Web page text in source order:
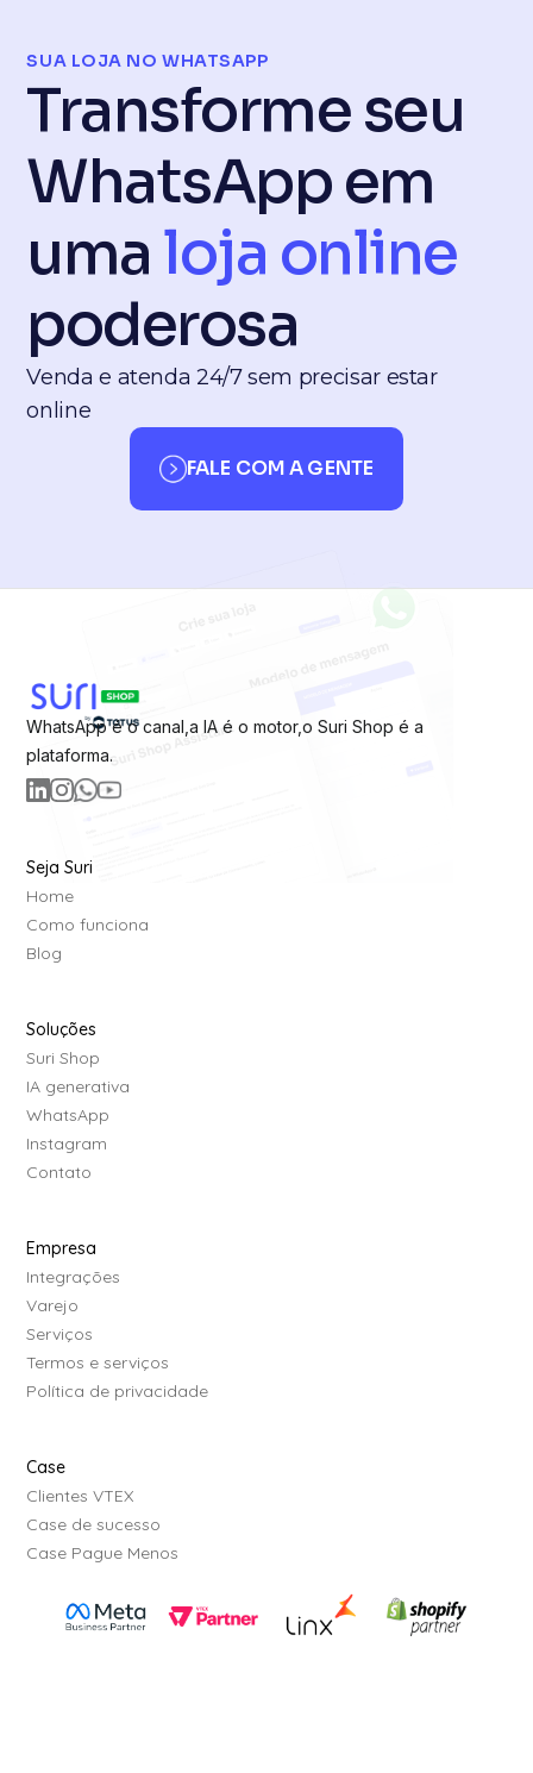
SUA LOJA NO WHATSAPP
Transforme seu
WhatsApp em
uma loja online
poderosa
Venda e atenda 24/7 sem precisar estar
online
FALE COM A GENTE
WhatsApp é o canal,a IA é o motor,o Suri Shop é a
plataforma.
Seja Suri
Home
Como funciona
Blog
Soluções
Suri Shop
IA generativa
WhatsApp
Instagram
Contato
Empresa
Integrações
Varejo
Serviços
Termos e serviços
Política de privacidade
Case
Clientes VTEX
Case de sucesso
Case Pague Menos